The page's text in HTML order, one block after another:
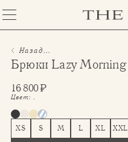
Назад...
Брюки Lazy Morning
16 800₽
Цвет:.
S L XL
XS M XXL